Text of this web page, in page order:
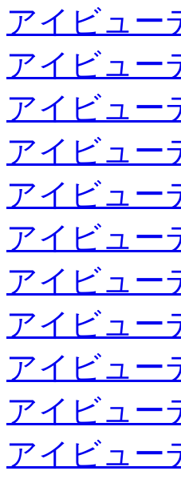
アイビュー
アイビュー
アイビュー
アイビュー
アイビュー
アイビュー
アイビュー
アイビュー
アイビュー
アイビュー
アイビュー